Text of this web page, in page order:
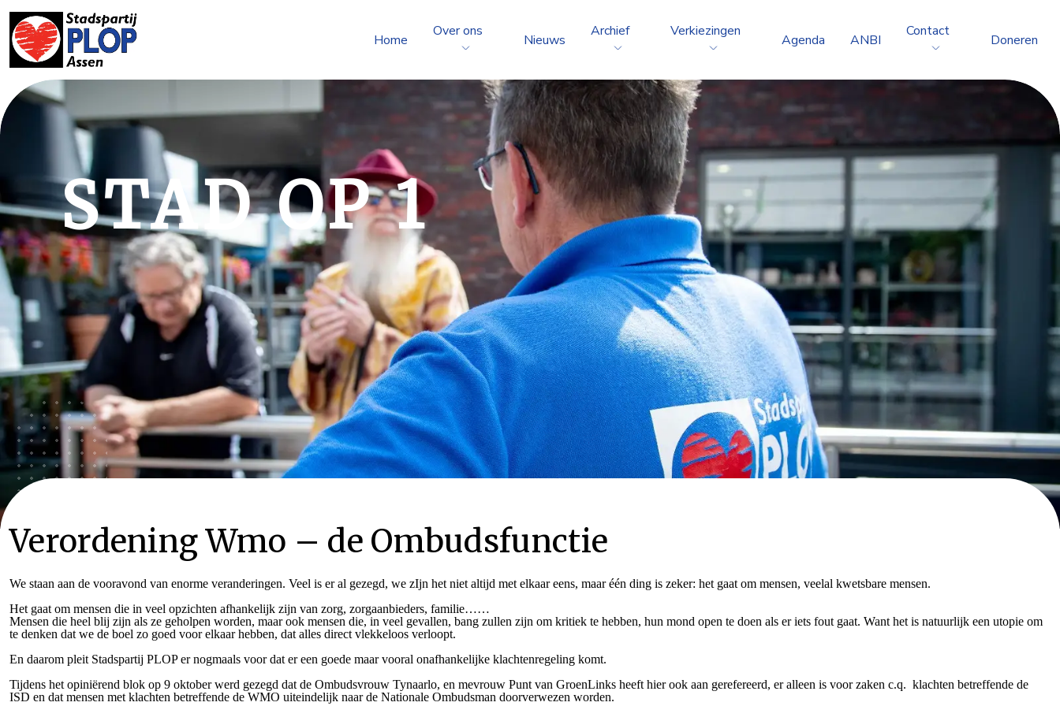
Home
Over ons
Nieuws
Archief Verkiezingen
Agenda ANBI
Contact
Doneren
STAD OP 1
Verordening Wmo – de Ombudsfunctie
We staan aan de vooravond van enorme veranderingen. Veel is er al gezegd, we zIjn het niet altijd met elkaar eens, maar één ding is zeker: het gaat om mensen, veelal kwetsbare mensen.
Het gaat om mensen die in veel opzichten afhankelijk zijn van zorg, zorgaanbieders, familie……
Mensen die heel blij zijn als ze geholpen worden, maar ook mensen die, in veel gevallen, bang zullen zijn om kritiek te hebben, hun mond open te doen als er iets fout gaat. Want het is natuurlijk een utopie om
te denken dat we de boel zo goed voor elkaar hebben, dat alles direct vlekkeloos verloopt.
En daarom pleit Stadspartij PLOP er nogmaals voor dat er een goede maar vooral onafhankelijke klachtenregeling komt.
Tijdens het opiniërend blok op 9 oktober werd gezegd dat de Ombudsvrouw Tynaarlo, en mevrouw Punt van GroenLinks heeft hier ook aan gerefereerd, er alleen is voor zaken c.q. klachten betreffende de
ISD en dat mensen met klachten betreffende de WMO uiteindelijk naar de Nationale Ombudsman doorverwezen worden.